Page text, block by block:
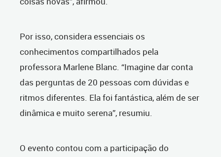
Por isso, considera essenciais os
conhecimentos compartilhados pela
professora Marlene Blanc. “Imagine dar conta
das perguntas de 20 pessoas com dúvidas e
ritmos diferentes. Ela foi fantástica, além de ser
dinâmica e muito serena”, resumiu.
O evento contou com a participação do